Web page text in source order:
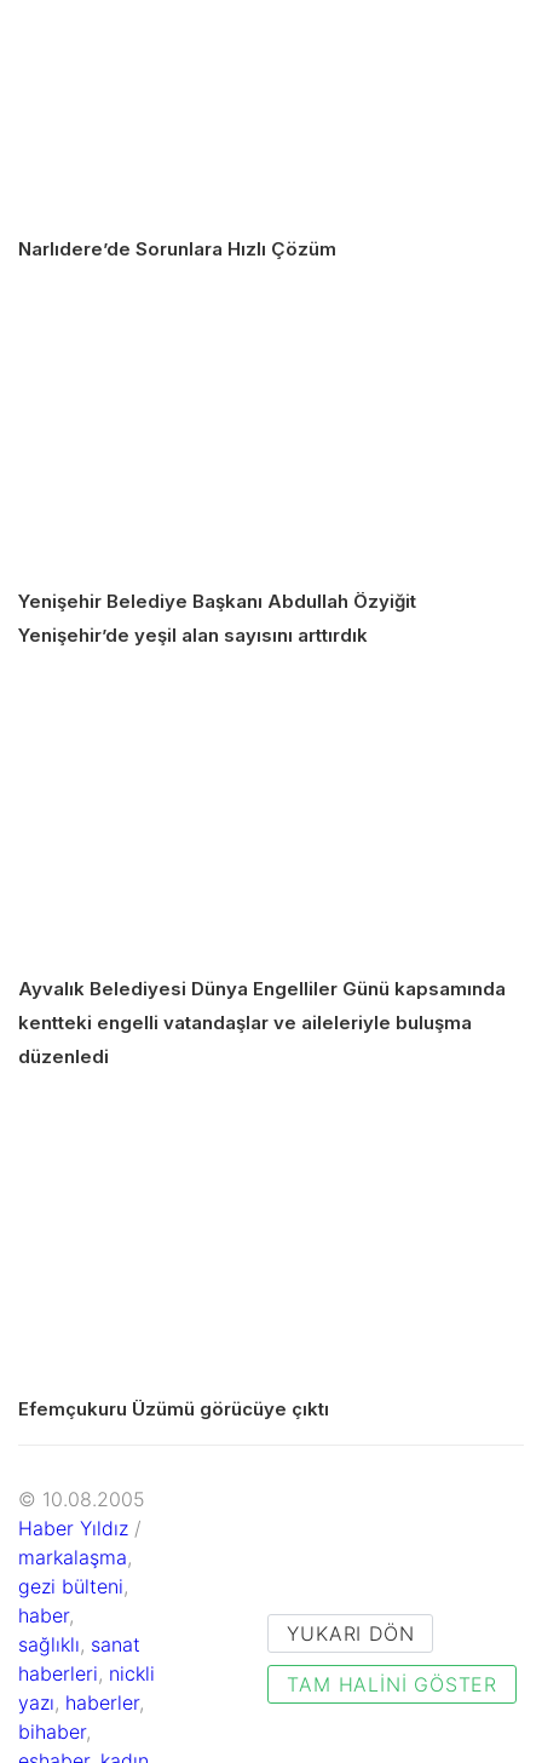
Narlıdere’de Sorunlara Hızlı Çözüm
Yenişehir Belediye Başkanı Abdullah Özyiğit
Yenişehir’de yeşil alan sayısını arttırdık
Ayvalık Belediyesi Dünya Engelliler Günü kapsamında
kentteki engelli vatandaşlar ve aileleriyle buluşma
düzenledi
Efemçukuru Üzümü görücüye çıktı
© 10.08.2005
Haber Yıldız /
markalaşma,
gezi bülteni,
haber,
sağlıklı, sanat
haberleri, nickli
yazı, haberler,
bihaber,
YUKARI DÖN
TAM HALINI GÖSTER